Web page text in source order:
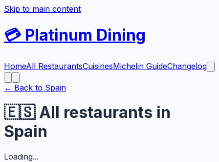
Skip to main content
💳 Platinum Dining
HomeAll RestaurantsCuisinesMichelin GuideChangelog
← Back to Spain
🇪🇸All restaurants in
Spain
Loading...